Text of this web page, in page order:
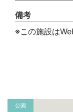
備考
※この施設は
公園